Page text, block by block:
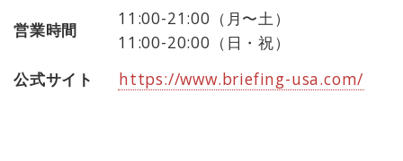
営業時間
11:00-21:00（月〜土）
11:00-20:00（日・祝）
公式サイト
https://www.briefing-usa.com/